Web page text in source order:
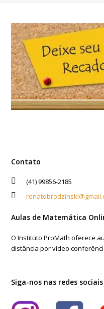
Contato
(41) 99856-2185
Aulas de Matemática
O Instituto ProMath oferece
distância por vídeo
Siga-nos nas redes sociais